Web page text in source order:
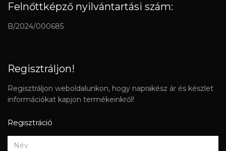
Felnőttképző nyilvántartási szám:
B/2024/000685
Regisztráljon!
Regisztráljon weboldalunkon, hogy naprakész ár és készlet
információkat kapjon termékeinkről!
Regisztráció